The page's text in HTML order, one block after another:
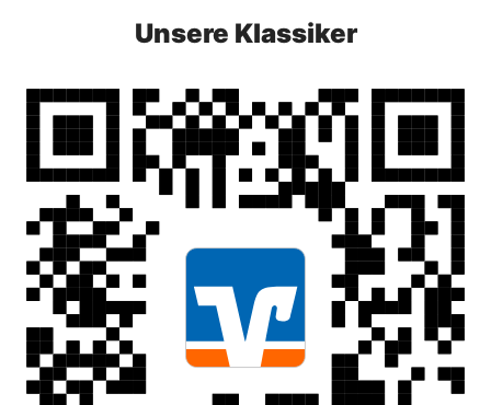
Unsere Klassiker